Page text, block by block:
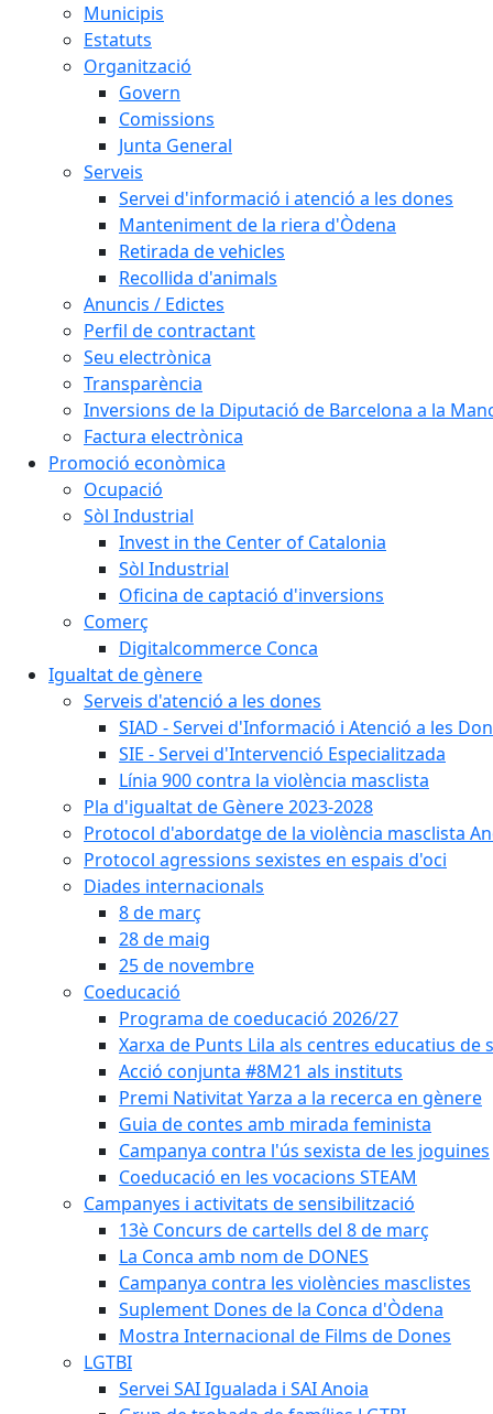
Municipis
Estatuts
Organització
Govern
Comissions
Junta General
Serveis
Servei d'informació i atenció a les dones
Manteniment de la riera d'Òdena
Retirada de vehicles
Recollida d'animals
Anuncis / Edictes
Perfil de contractant
Seu electrònica
Transparència
Inversions de la Diputació de Barcelona a la
Factura electrònica
Promoció econòmica
Ocupació
Sòl Industrial
Invest in the Center of Catalonia
Sòl Industrial
Oficina de captació d'inversions
Comerç
Digitalcommerce Conca
Igualtat de gènere
Serveis d'atenció a les dones
SIAD - Servei d'Informació i Atenció a les
SIE - Servei d'Intervenció Especialitzada
Línia 900 contra la violència masclista
Pla d'igualtat de Gènere 2023-2028
Protocol d'abordatge de la violència masclista
Protocol agressions sexistes en espais d'oci
Diades internacionals
8 de març
28 de maig
25 de novembre
Coeducació
Programa de coeducació 2026/27
Xarxa de Punts Lila als centres educatius de
Acció conjunta #8M21 als instituts
Premi Nativitat Yarza a la recerca en gènere
Guia de contes amb mirada feminista
Campanya contra l'ús sexista de les joguines
Coeducació en les vocacions STEAM
Campanyes i activitats de sensibilització
13è Concurs de cartells del 8 de març
La Conca amb nom de DONES
Campanya contra les violències masclistes
Suplement Dones de la Conca d'Òdena
Mostra Internacional de Films de Dones
LGTBI
Servei SAI Igualada i SAI Anoia